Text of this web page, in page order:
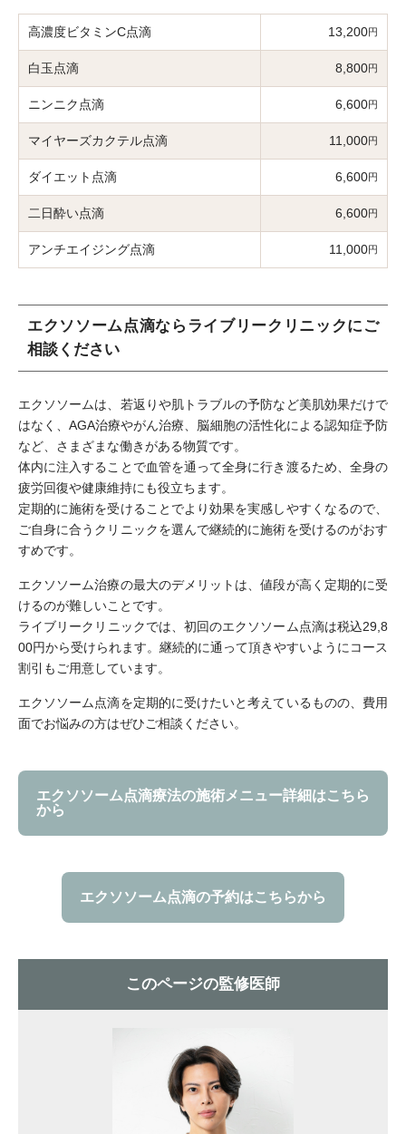
高濃度ビタミンC点滴 13,200円
白玉点滴 8,800円
ニンニク点滴 6,600円
マイヤーズカクテル点滴 11,000円
ダイエット点滴 6,600円
二日酔い点滴 6,600円
アンチエイジング点滴 11,000円
エクソソーム点滴ならライブリークリニックにご
相談ください
エクソソームは、若返りや肌トラブルの予防など美肌効果だけで
はなく、AGA治療やがん治療、脳細胞の活性化による認知症予防
など、さまざまな働きがある物質です。
体内に注入することで血管を通って全身に行き渡るため、全身の
疲労回復や健康維持にも役立ちます。
定期的に施術を受けることでより効果を実感しやすくなるので、
ご自身に合うクリニックを選んで継続的に施術を受けるのがおす
すめです。
エクソソーム治療の最大のデメリットは、値段が高く定期的に受
けるのが難しいことです。
ライブリークリニックでは、初回のエクソソーム点滴は税込29,8
00円から受けられます。継続的に通って頂きやすいようにコース
割引もご用意しています。
エクソソーム点滴を定期的に受けたいと考えているものの、費用
面でお悩みの方はぜひご相談ください。
エクソソーム点滴療法の施術メニュー詳細はこちら
から
エクソソーム点滴の予約はこちらから
このページの監修医師